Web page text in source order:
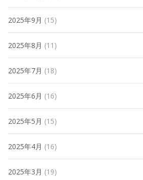
2025年9月 (15)
2025年8月 (11)
2025年7月 (18)
2025年6月 (16)
2025年5月 (15)
2025年4月 (16)
2025年3月 (19)